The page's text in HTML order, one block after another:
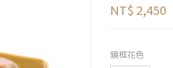
NT$ 2,450
鏡框花色